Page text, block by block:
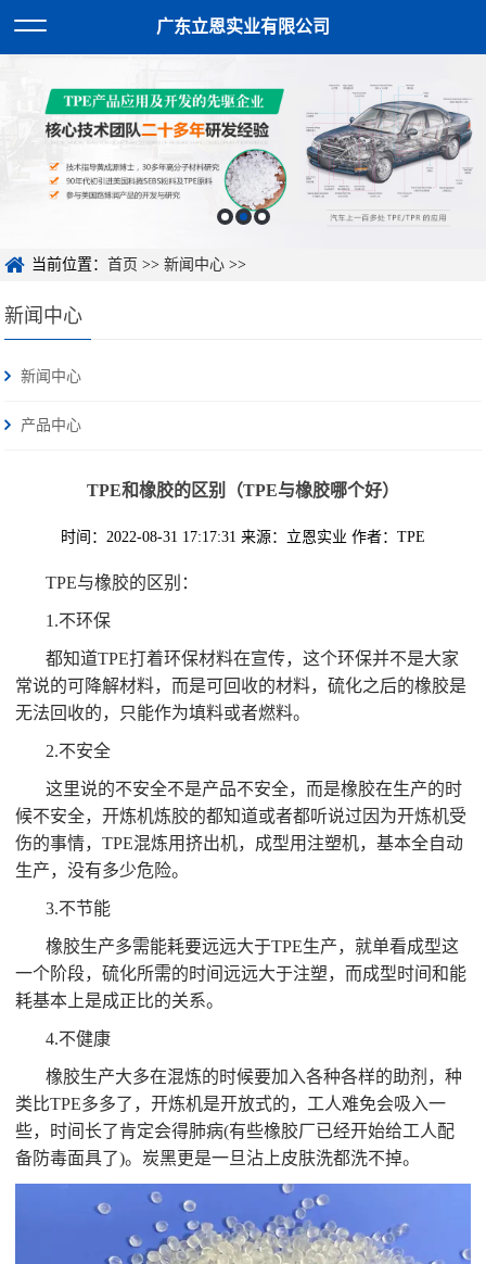
广东立恩实业有限公司
当前位置：首页 >>新闻中心 >>
新闻中心
新闻中心
产品中心
TPE和橡胶的区别（TPE与橡胶哪个好）
时间：2022-08-31 17:17:31 来源：立恩实业 作者：TPE
TPE与橡胶的区别：
1.不环保
都知道TPE打着环保材料在宣传，这个环保并不是大家
常说的可降解材料，而是可回收的材料，硫化之后的橡胶是
无法回收的，只能作为填料或者燃料。
2.不安全
这里说的不安全不是产品不安全，而是橡胶在生产的时
候不安全，开炼机炼胶的都知道或者都听说过因为开炼机受
伤的事情，TPE混炼用挤出机，成型用注塑机，基本全自动
生产，没有多少危险。
3.不节能
橡胶生产多需能耗要远远大于TPE生产，就单看成型这
一个阶段，硫化所需的时间远远大于注塑，而成型时间和能
耗基本上是成正比的关系。
4.不健康
橡胶生产大多在混炼的时候要加入各种各样的助剂，种
类比TPE多多了，开炼机是开放式的，工人难免会吸入一
些，时间长了肯定会得肺病(有些橡胶厂已经开始给工人配
备防毒面具了)。炭黑更是一旦沾上皮肤洗都洗不掉。